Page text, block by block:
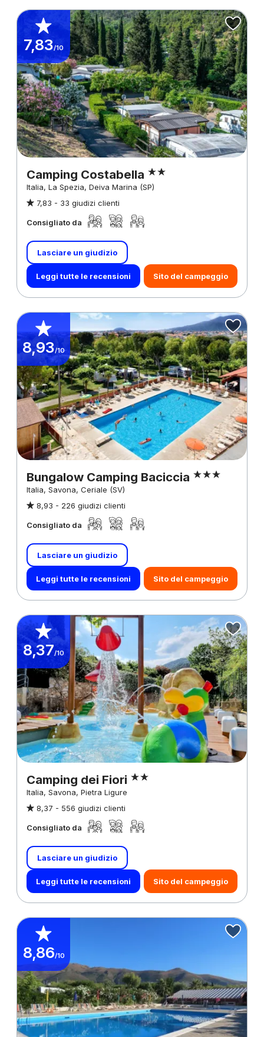
7,83/10
Camping Costabella
Italia, La Spezia, Deiva Marina (SP)
7,83 - 33 giudizi clienti
Consigliato da
Lasciare un giudizio
Leggi tutte le recensioni Sito del campeggio
8,93/10
Bungalow Camping Baciccia
Italia, Savona, Ceriale (SV)
8,93 - 226 giudizi clienti
Consigliato da
Lasciare un giudizio
Leggi tutte le recensioni Sito del campeggio
8,37/10
Camping dei Fiori
Italia, Savona, Pietra Ligure
8,37 - 556 giudizi clienti
Consigliato da
Lasciare un giudizio
Leggi tutte le recensioni Sito del campeggio
8,86/10